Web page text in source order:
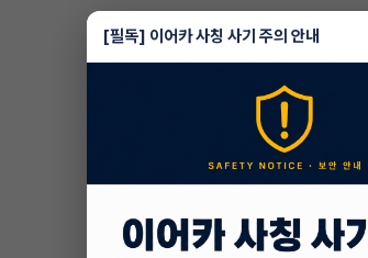
* 정확한 정보
차량 위
인천 서구 신
[필독] 이어카 사칭 사기 주의 안내